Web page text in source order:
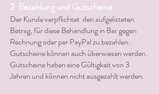
2. Bezahlung und Gutscheine
Der Kunde verpflichtet den aufgelisteten
Betrag, für diese Behandlung in Bar gegen
Rechnung oder per PayPal zu bezahlen.
Gutscheine können auch überwiesen werden.
Gutscheine haben eineGültigkeit von 3
Jahren und können nicht ausgezahlt werden.